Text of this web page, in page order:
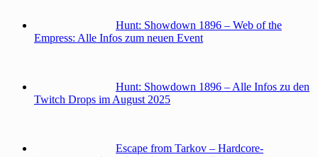
Hunt: Showdown 1896 – Web of the
Empress: Alle Infos zum neuen Event
Hunt: Showdown 1896 – Alle Infos zu den
Twitch Drops im August 2025
Escape from Tarkov – Hardcore-